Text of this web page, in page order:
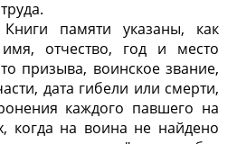
памяти указаны, как
отчество, год и место
призыва, воинское звание,
дата гибели или смерти,
каждого павшего на
когда на воина не найдено